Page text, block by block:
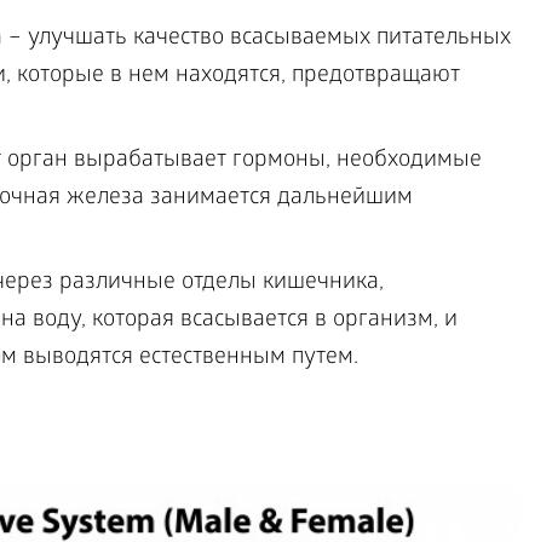
улучшать качество всасываемых питательных
которые в нем находятся, предотвращают
вырабатывает гормоны, необходимые
железа занимается дальнейшим
различные отделы кишечника,
воду, которая всасывается в организм, и
выводятся естественным путем.